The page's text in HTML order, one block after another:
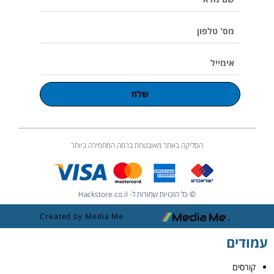
m
מלא
טלפון
שלח
הסליקה באתר מאובטחת ברמה המחמירה ביותר
© כל הזכויות שמורות ל- Hackstore.co.il
Created by Media Me
עמודים
קורסים